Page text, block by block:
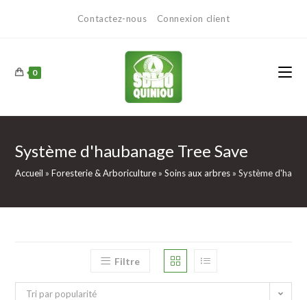
Contactez-nous Connexion client
0
Système d'haubanage Tree Save
Accueil »Foresterie & Arboriculture »Soins aux arbres »Système
Filtre
Tri par popularité